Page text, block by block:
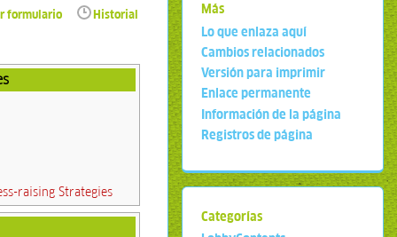
formulario Historial
raising Strategies
Más
Lo que enlaza aquí
Cambios relacionados
Versión para imprimir
Enlace permanente
Información de la página
Registros de página
Categorías